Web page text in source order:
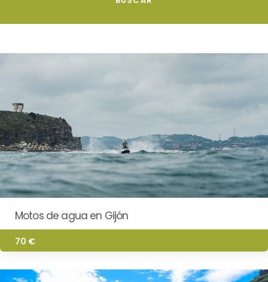
Motos de agua en Gijón
70 €